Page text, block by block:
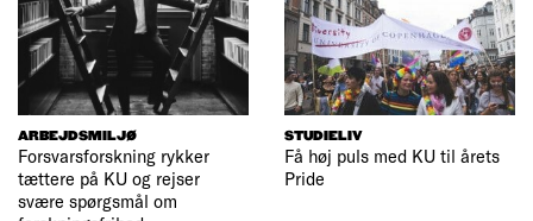
ARBEJDSMILJØ
Forsvarsforskning rykker
tættere på KU og rejser
svære spørgsmål om
STUDIELIV
Få høj puls med KU til årets
Pride